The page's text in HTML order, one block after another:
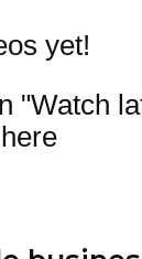
yet!
"Watch